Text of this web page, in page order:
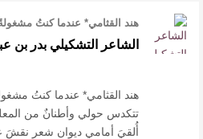
هند القثامي* عندما كنتُ
حولي وأطنانٌ من الم …
الشاعر التشكيلي بدر بن
هند القثامي* عندما كنتُ
تتكدس حولي وأطنانٌ من
أُلقيَ أمامي ديوان شعر